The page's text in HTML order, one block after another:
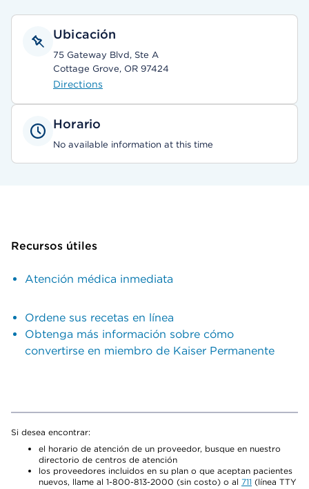
Ubicación
75 Gateway Blvd, Ste A
Cottage Grove, OR 97424
Directions
Horario
No available information at this time
Recursos útiles
Atención médica inmediata
Ordene sus recetas en línea
Obtenga más información sobre cómo
convertirse en miembro de Kaiser Permanente
Si desea encontrar:
el horario de atención de un proveedor, busque en nuestro
directorio de centros de atención
los proveedores incluidos en su plan o que aceptan pacientes
nuevos, llame al 1-800-813-2000 (sin costo) o al 711 (línea TTY